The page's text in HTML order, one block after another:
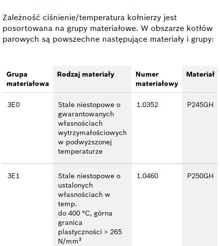
Zależność ciśnienie/temperatura kołnierzy jest
posortowana na grupy materiałowe. W obszarze kotłów
parowych są powszechne następujące materiały i grupy:
Grupa
materiałowa
Rodzaj materiały
Numer
materiałowy
Materiał
3E0
Stale niestopowe o
gwarantowanych
własnościach
wytrzymałościowych
w podwyższonej
temperaturze
1.0352 P245GH
3E1
Stale niestopowe o
ustalonych
własnościach w
temp.
do 400 °C, górna
granica
plastyczności > 265
N/mm²
1.0460 P250GH